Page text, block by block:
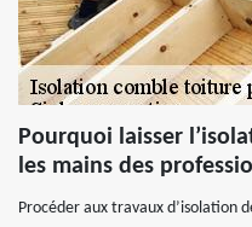
Pourquoi laisser
les mains des
Procéder aux travaux d’isolation